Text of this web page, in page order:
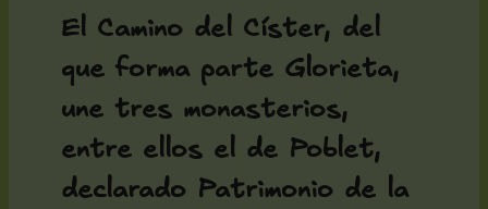
El Camino del Císter, del
que forma parte Glorieta,
une tres monasterios,
entre ellos el de Poblet,
declarado Patrimonio de la